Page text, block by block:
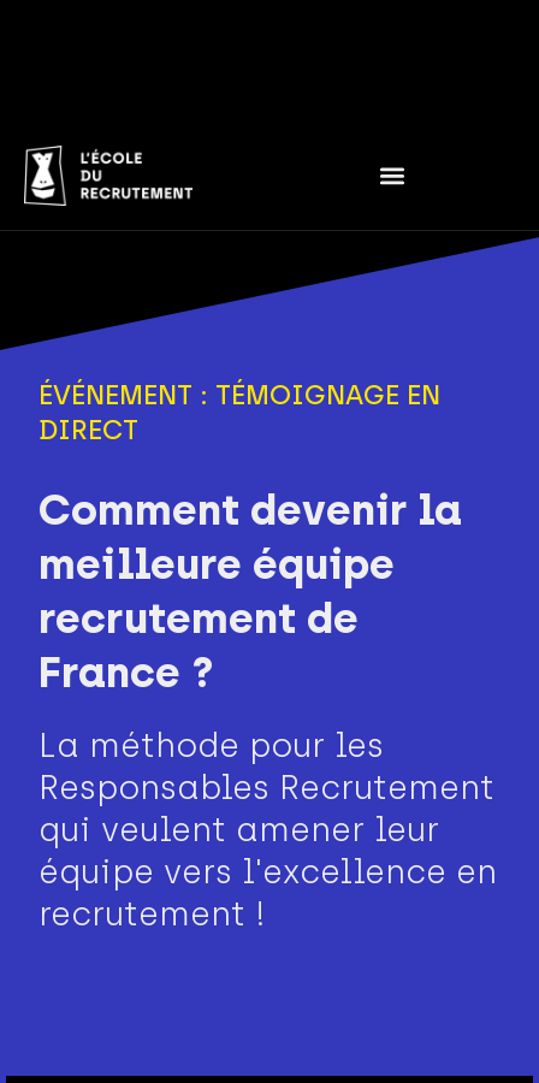
ÉVÉNEMENT : TÉMOIGNAGE EN
DIRECT
Comment devenir la
meilleure équipe
recrutement de
France ?
La méthode pour les
Responsables Recrutement
qui veulent amener leur
équipe vers l'excellence en
recrutement !